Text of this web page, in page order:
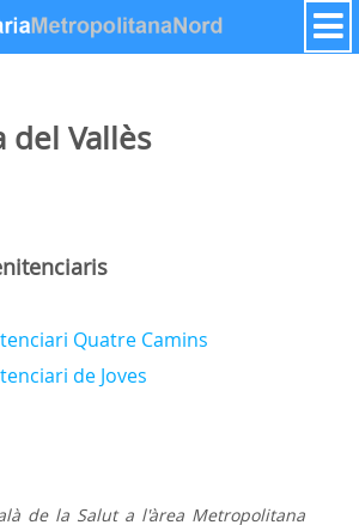
del Vallès
Quatre Camins
de Joves
de la Salut a l'àrea Metropolitana